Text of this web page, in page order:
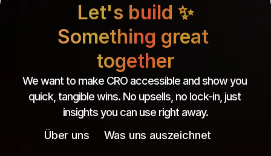
Let's build ✨
Something great
together
We want to make CRO accessible and show you
quick, tangible wins. No upsells, no lock-in, just
insights you can use right away.
Über uns
Was uns auszeichnet